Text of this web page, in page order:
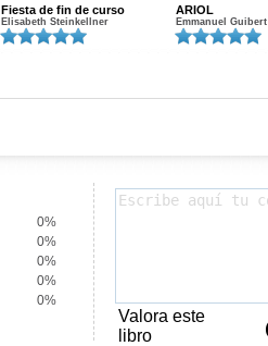
Fiesta de fin de curso
Elisabeth Steinkellner
ARIOL
Emmanuel Guibert
0%
0%
0%
0%
0%
Valora este
libro